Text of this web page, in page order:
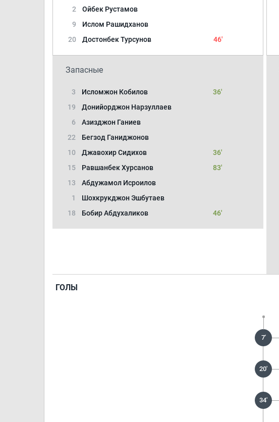
2
Ойбек Рустамов
9
Ислом Рашидханов
20
Достонбек Турсунов 46'
Запасные
3 Исломжон Кобилов
36'
19
Донийорджон Нарзуллаев
6
Азизджон Ганиев
22
Бегзод Ганиджонов
10
Джавохир Сидихов
36'
15
Равшанбек Хурсанов
83'
13
Абдужамол Исроилов
1
Шохкрукджон Эшбутаев
18
Бобир Абдухаликов 46'
ГОЛЫ
7'
20'
34'